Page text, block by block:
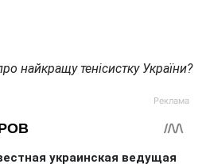
найкращу тенісистку України?